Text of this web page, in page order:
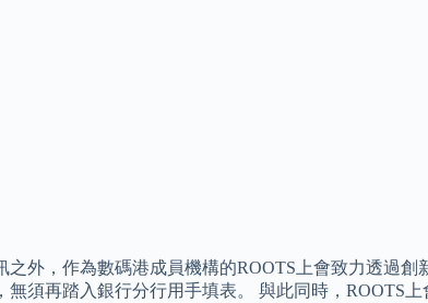
外，作為數碼港成員機構的ROOTS上會致力透過
須再踏入銀行分行用手填表。 與此同時，ROOTS